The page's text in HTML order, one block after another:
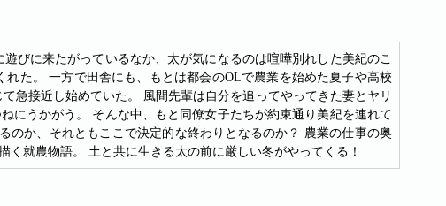
びに来たがっているなか、太が気になるのは喧嘩別れした美紀のこ
た。 一方で田舎にも、もとは都会のOLで農業を始めた夏子や高校
急接近し始めていた。 風間先輩は自分を追ってやってきた妻とヤリ
にうかがう。 そんな中、もと同僚女子たちが約束通り美紀を連れて
のか、それともここで決定的な終わりとなるのか？ 農業の仕事の奥
就農物語。 土と共に生きる太の前に厳しい冬がやってくる！